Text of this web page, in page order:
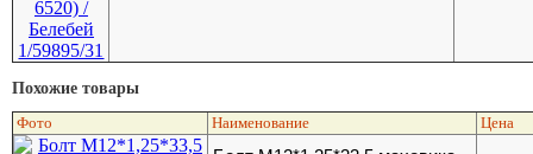
Похожие товары
Фото Наименование Цена